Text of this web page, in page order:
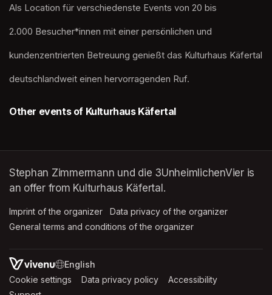
Als Location für verschiedenste Events von 20 bis
2.000 Besucher*innen mit einer persönlichen und
kundenzentrierten Betreuung genießt das Kulturhaus Käfertal
deutschlandweit einen hervorragenden Ruf.
Other events of Kulturhaus Käfertal
Stephan Zimmermann und die 3UnheimlichenVier is
an offer from Kulturhaus Käfertal.
Imprint of the organizer (opens in a new tab)
Data privacy of the organizer
General terms and conditions of the organizer
SWITCH LANGUAGE
Cookie settings (opens in a new tab)
Data privacy policy (opens in a new tab)
Accessibility